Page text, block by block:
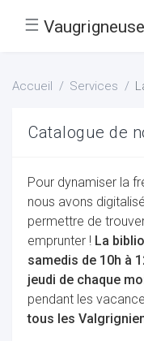
☰ Vaugrigneuse
Accueil Services
Catalogue de
Pour dynamiser la
nous avons
permettre de
emprunter ! La
samedis de 10h à
jeudi de chaque
pendant les
tous les